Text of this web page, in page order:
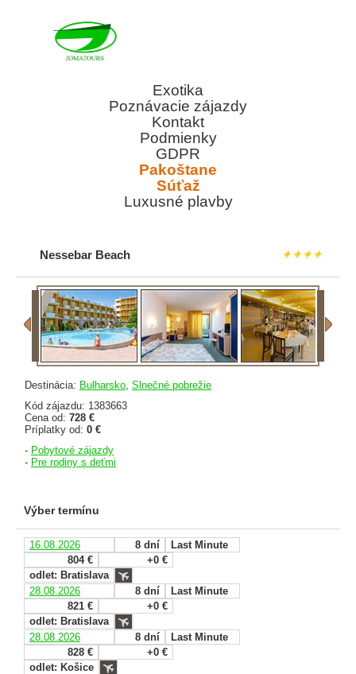
Exotika
Poznávacie zájazdy
Kontakt
Podmienky
GDPR
Pakoštane
Súťaž
Luxusné plavby
Nessebar Beach
Destinácia: Bulharsko, Slnečné pobrežie
Kód zájazdu: 1383663
Cena od: 728 €
Príplatky od: 0 €
- Pobytové zájazdy
- Pre rodiny s deťmi
Výber termínu
16.08.2026 8 dní
Last Minute
804 €
+0 €
odlet: Bratislava
28.08.2026
8 dní
Last Minute
821 €
+0 €
odlet: Bratislava
28.08.2026
8 dní
Last Minute
828 €
+0 €
odlet: Košice